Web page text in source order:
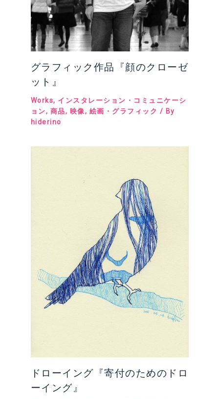
グラフィック作品『顔のクローゼ
ット』
Works, インスタレーション・コミュニケーシ
ョン, 商品, 映像, 絵画・グラフィック / By
hiderino
ドローイング『寄付のためのドロ
ーイング』